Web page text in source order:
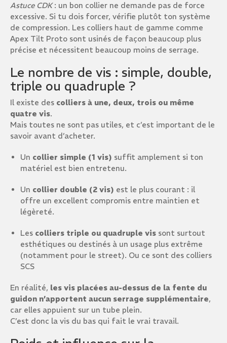
Astuce CDK: un bon collier ne demande pas de force
excessive. Si tu dois forcer, vérifie plutôt ton système
de compression. Les colliers haut de gamme comme
Apex Tilt Proto sont usinés de façon beaucoup plus
précise et nécessitent beaucoup moins de serrage.
Le nombre de vis : simple, double,
triple ou quadruple ?
Il existe des colliers à une, deux, trois ou même
quatre vis.
Mais toutes ne sont pas utiles, et c’est important de le
savoir avant d’acheter.
Un collier simple (1 vis) suffit amplement si ton
matériel est bien entretenu.
Un collier double (2 vis) est le plus courant : il
offre un excellent compromis entre maintien et
légèreté.
Les colliers triple ou quadruple vis sont surtout
esthétiques ou destinés à un usage plus extrême
(notamment pour le street). Ou ce sont des colliers
SCS
En réalité, les vis placées au-dessus de la fente du
guidon n’apportent aucun serrage supplémentaire,
car elles appuient sur un tube plein.
C’est donc la vis du bas qui fait le vrai travail.